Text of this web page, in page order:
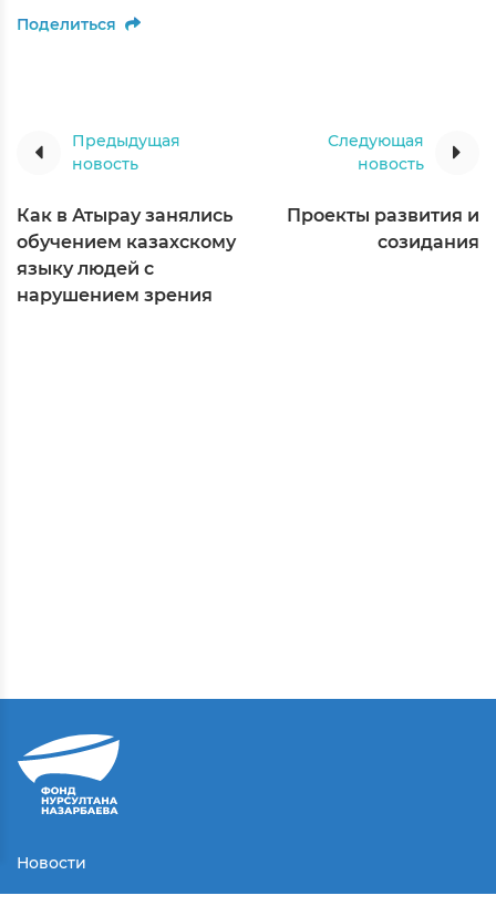
Поделиться
Предыдущая
новость
Как в Атырау занялись
обучением казахскому
языку людей с
нарушением зрения
Следующая
новость
Проекты развития и
созидания
Новости